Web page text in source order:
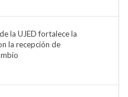
la UJED fortalece la
la recepción de